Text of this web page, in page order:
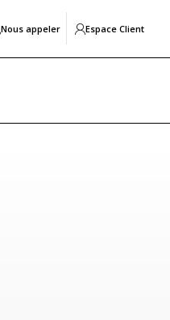
Nous appeler Espace Client